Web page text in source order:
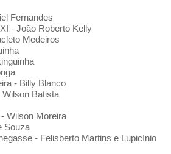
Fernandes
- João Roberto Kelly
Medeiros
- Billy Blanco
Batista
Wilson Moreira
Souza
- Felisberto Martins e Lupicínio